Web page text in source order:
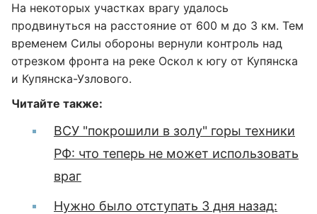
На некоторых участках врагу удалось
продвинуться на расстояние от 600 м до 3 км. Тем
временем Силы обороны вернули контроль над
отрезком фронта на реке Оскол к югу от Купянска
и Купянска-Узлового.
Читайте также:
ВСУ "покрошили в золу" горы техники
РФ: что теперь не может использовать
враг
Нужно было отступать 3 дня назад: